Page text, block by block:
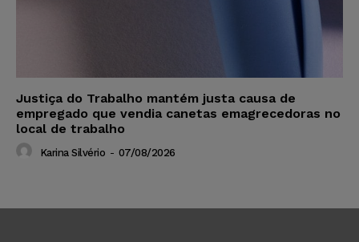
Justiça do Trabalho mantém justa causa de
empregado que vendia canetas emagrecedoras no
local de trabalho
Karina Silvério - 07/08/2026